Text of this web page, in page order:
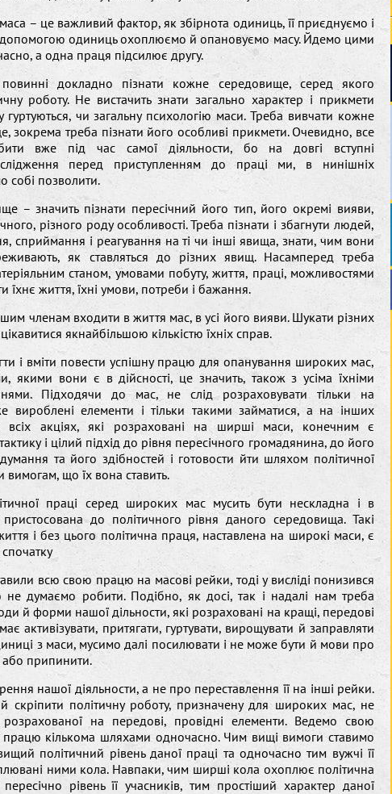
– це важливий фактор, як збірнота одиниць, її приєднуємо і
допомогою одиниць охоплюємо й опановуємо масу. Йдемо цими
а одна праця підсилює другу.
докладно пізнати кожне середовище, серед якого
роботу. Не вистачить знати загально характер і прикмети
чи загальну психологію маси. Треба вивчати кожне
зокрема треба пізнати його особливі прикмети. Очевидно, все
вже під час самої діяльности, бо на довгі вступні
перед приступленням до праці ми, в нинішніх
собі позволити.
– значить пізнати пересічний його тип, його окремі вияви,
різного роду особливості. Треба пізнати і збагнути людей,
сприймання і реагування на ті чи інші явища, знати, чим вони
як ставляться до різних явищ. Насамперед треба
станом, умовами побуту, життя, праці, можливостями
їхнє життя, їхні умови, потреби і бажання.
членам входити в життя мас, в усі його вияви. Шукати різних
якнайбільшою кількістю їхніх справ.
і вміти повести успішну працю для опанування широких мас,
якими вони є в дійсності, це значить, також з усіма їхніми
Підходячи до мас, не слід розраховувати тільки на
вироблені елементи і тільки такими займатися, а на інших
акціях, які розраховані на ширші маси, конечним є
і цілий підхід до рівня пересічного громадянина, до його
та його здібностей і готовости йти шляхом політичної
вимогам, що їх вона ставить.
праці серед широких мас мусить бути нескладна і в
до політичного рівня даного середовища. Такі
і без цього політична праця, наставлена на широкі маси, є
всю свою працю на масові рейки, тоді у висліді понизився
не думаємо робити. Подібно, як досі, так і надалі нам треба
й форми нашої дільности, які розраховані на кращі, передові
активізувати, притягати, гуртувати, вирощувати й заправляти
з маси, мусимо далі посилювати і не може бути й мови про
або припинити.
нашої діяльности, а не про переставлення її на інші рейки.
скріпити політичну роботу, призначену для широких мас, не
на передові, провідні елементи. Ведемо свою
працю кількома шляхами одночасно. Чим вищі вимоги ставимо
політичний рівень даної праці та одночасно тим вужчі її
ними кола. Навпаки, чим ширші кола охоплює політична
рівень її учасників, тим простіший характер даної